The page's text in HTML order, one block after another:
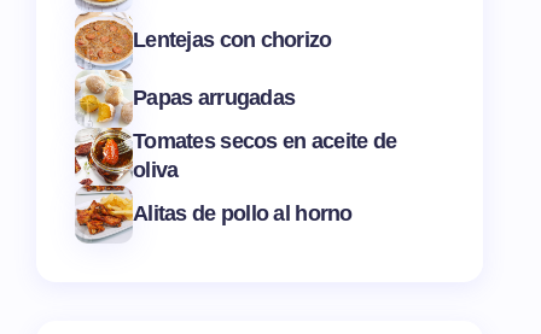
Lentejas con chorizo
Papas arrugadas
Tomates secos en aceite de
oliva
Alitas de pollo al horno